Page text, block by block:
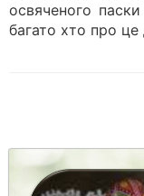
освяченого
багато хто про